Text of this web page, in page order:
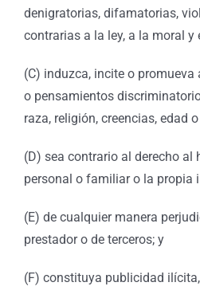
denigratorias, difamatorias,
contrarias a la ley, a la moral y
(C) induzca, incite o
o pensamientos
raza, religión, creencias, edad
(D) sea contrario al derecho al
personal o familiar o la propia
(E) de cualquier manera
prestador o de terceros; y
(F) constituya publicidad